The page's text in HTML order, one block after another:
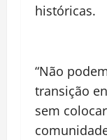
históricas.
“Não
transição
sem